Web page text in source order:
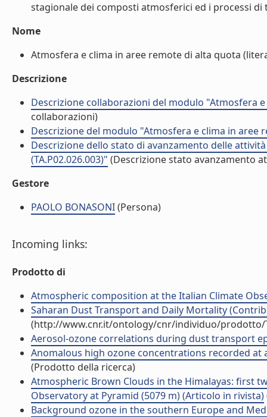
stagionale dei composti atmosferici ed i processi
Nome
Atmosfera e clima in aree remote di alta quota
Descrizione
Descrizione collaborazioni del modulo "Atmosfera
collaborazioni)
Descrizione del modulo "Atmosfera e clima in aree
Descrizione dello stato di avanzamento delle
(TA.P02.026.003)" (Descrizione stato avanzamento
Gestore
PAOLO BONASONI(Persona)
Incoming links:
Prodotto di
Atmospheric composition at the Italian Climate
Saharan Dust Transport and Daily Mortality
(http://www.cnr.it/ontology/cnr/individuo/prodotto/
Aerosol-ozone correlations during dust transport
Anomalous high ozone concentrations recorded
(Prodotto della ricerca)
Atmospheric Brown Clouds in the Himalayas: first
Observatory at Pyramid (5079 m) (Articolo in rivista)
Background ozone in the southern Europe and